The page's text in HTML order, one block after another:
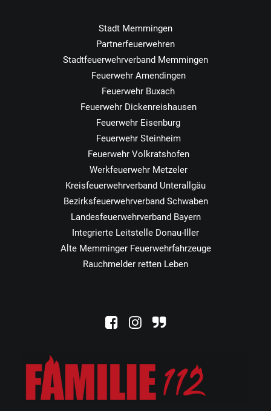
Stadt Memmingen
Partnerfeuerwehren
Stadtfeuerwehrverband Memmingen
Feuerwehr Amendingen
Feuerwehr Buxach
Feuerwehr Dickenreishausen
Feuerwehr Eisenburg
Feuerwehr Steinheim
Feuerwehr Volkratshofen
Werkfeuerwehr Metzeler
Kreisfeuerwehrverband Unterallgäu
Bezirksfeuerwehrverband Schwaben
Landesfeuerwehrverband Bayern
Integrierte Leitstelle Donau-Iller
Alte Memminger Feuerwehrfahrzeuge
Rauchmelder retten Leben